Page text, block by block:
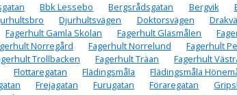
Bbk Lessebo Bergsrådsgatan Bergvik
Djurhultsvägen Doktorsvägen
Fagerhult Gamla Skolan Fagerhult Glasmålen
Norregård Fagerhult Norrelund
Fagerhult
Trollbacken Fagerhult Träan
Fagerhult
Flottaregatan Flädingsmåla
Flädingsmåla
Frejagatan Furugatan Föraregatan